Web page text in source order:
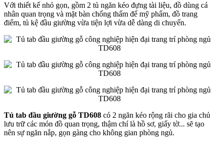
Với thiết kế nhỏ gọn, gồm 2 tủ ngăn kéo đựng tài liệu, đồ dùng cá
nhân quan trọng và mặt bàn chống thấm để mỹ phẩm, đồ trang
điểm, tủ kệ đầu giường vừa tiện lợi vừa dễ dàng di chuyển.
Tủ tab đầu giường gỗ TD608 có 2 ngăn kéo rộng rãi cho gia chủ
lưu trữ các món đồ quan trọng, thậm chí là hồ sơ, giấy tờ... sẽ tạo
nên sự ngăn nắp, gọn gàng cho không gian phòng ngủ.